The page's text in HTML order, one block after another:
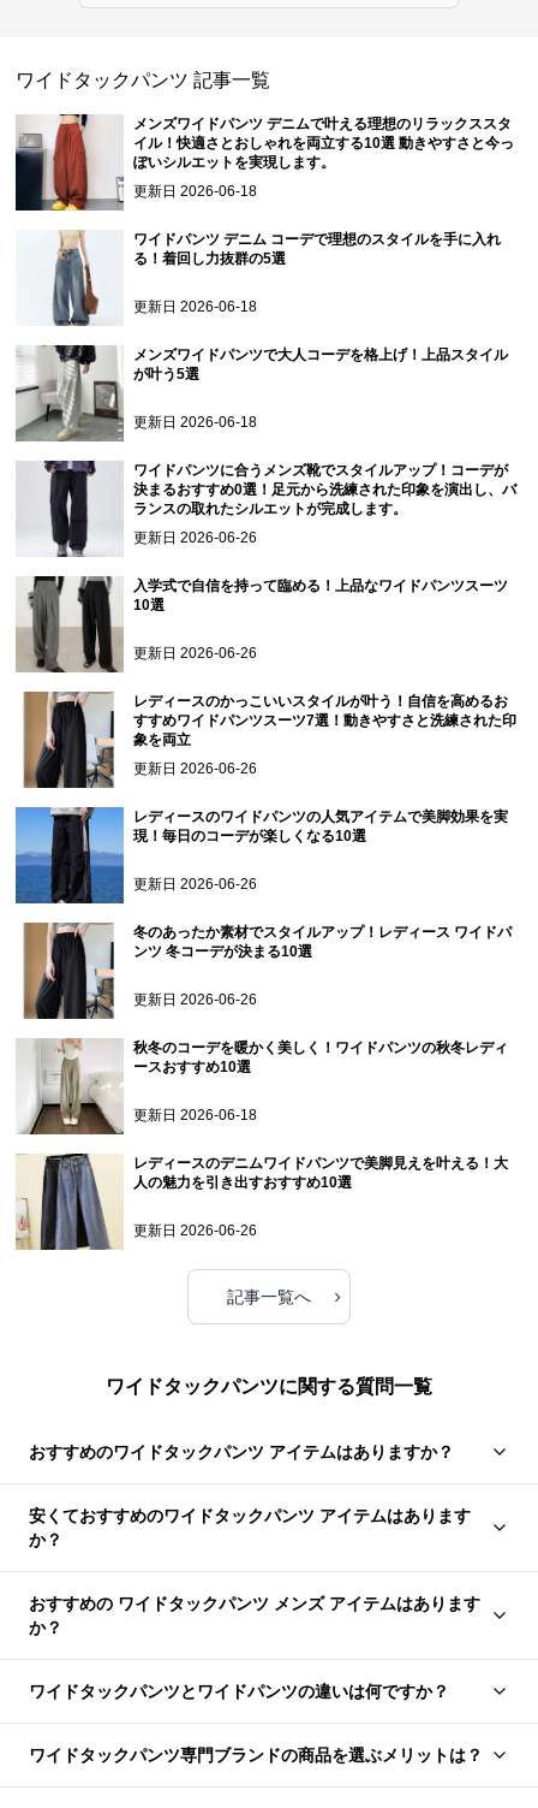
ワイドタックパンツ 記事一覧
メンズワイドパンツ デニムで叶える理想のリラックススタ
イル！快適さとおしゃれを両立する10選 動きやすさと今っ
ぽいシルエットを実現します。
更新日2026-06-18
ワイドパンツ デニム コーデで理想のスタイルを手に入れ
る！着回し力抜群の5選
更新日2026-06-18
メンズワイドパンツで大人コーデを格上げ！上品スタイル
が叶う5選
更新日2026-06-18
ワイドパンツに合うメンズ靴でスタイルアップ！コーデが
決まるおすすめ0選！足元から洗練された印象を演出し、バ
ランスの取れたシルエットが完成します。
更新日2026-06-26
入学式で自信を持って臨める！上品なワイドパンツスーツ
10選
更新日2026-06-26
レディースのかっこいいスタイルが叶う！自信を高めるお
すすめワイドパンツスーツ7選！動きやすさと洗練された印
象を両立
更新日2026-06-26
レディースのワイドパンツの人気アイテムで美脚効果を実
現！毎日のコーデが楽しくなる10選
更新日2026-06-26
冬のあったか素材でスタイルアップ！レディース ワイドパ
ンツ 冬コーデが決まる10選
更新日2026-06-26
秋冬のコーデを暖かく美しく！ワイドパンツの秋冬レディ
ースおすすめ10選
更新日2026-06-18
レディースのデニムワイドパンツで美脚見えを叶える！大
人の魅力を引き出すおすすめ10選
更新日2026-06-26
記事一覧へ ›
ワイドタックパンツに関する質問一覧
おすすめのワイドタックパンツ アイテムはありますか？
安くておすすめのワイドタックパンツ アイテムはあります
か？
おすすめの ワイドタックパンツ メンズ アイテムはあります
か？
ワイドタックパンツとワイドパンツの違いは何ですか？
ワイドタックパンツ専門ブランドの商品を選ぶメリットは？